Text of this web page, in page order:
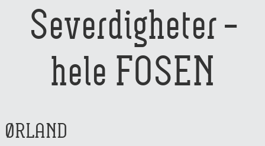
Severdigheter –
hele FOSEN
ØRLAND